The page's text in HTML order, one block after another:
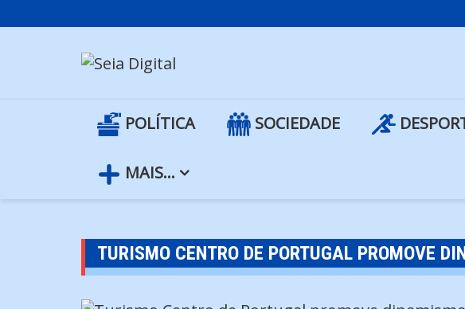
to
POLÍTICA SOCIEDADE
MAIS…
TURISMO CENTRO DE PORTUGAL PROMOVE